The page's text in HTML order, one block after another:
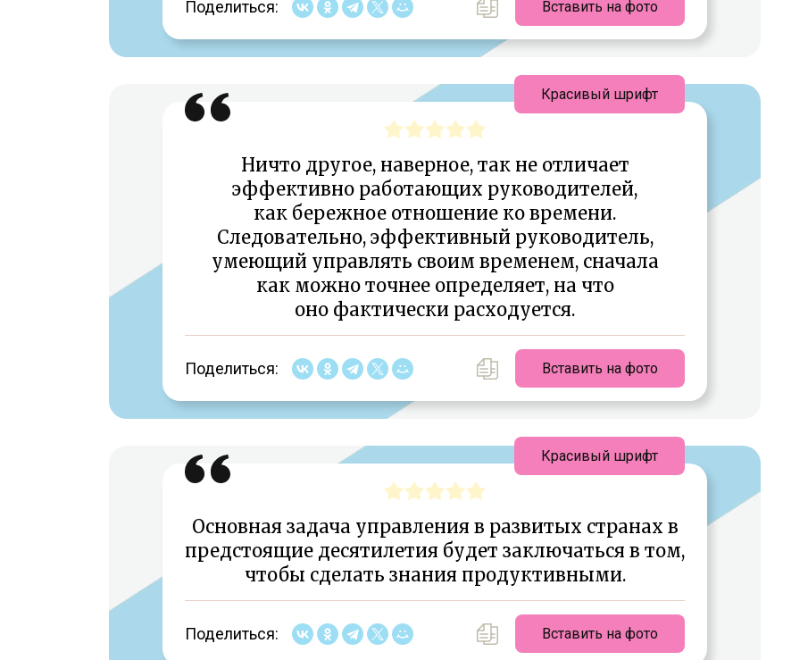
Поделиться: Вставить на фото
Ничто другое, наверное, так не отличает
эффективно работающих руководителей,
как бережное отношение ко времени.
Следовательно, эффективный руководитель,
умеющий управлять своим временем, сначала
как можно точнее определяет, на что
оно фактически расходуется.
Поделиться: Вставить на фото
Красивый шрифт
Основная задача управления в развитых странах в
предстоящие десятилетия будет заключаться в том,
чтобы сделать знания продуктивными.
Поделиться: Вставить на фото
Красивый шрифт